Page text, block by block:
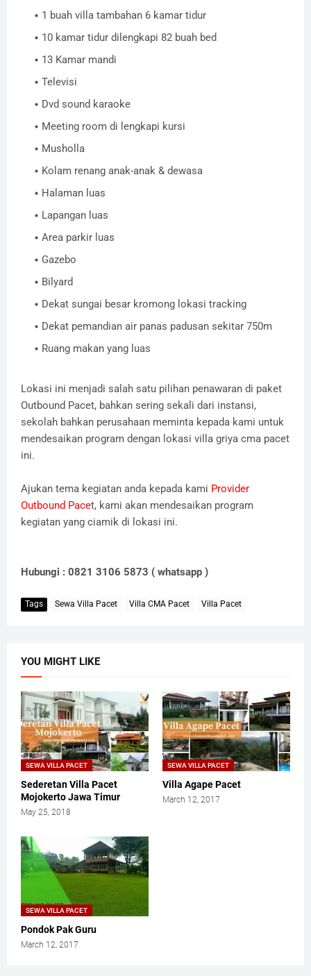
1 buah villa tambahan 6 kamar tidur
10 kamar tidur dilengkapi 82 buah bed
13 Kamar mandi
Televisi
Dvd sound karaoke
Meeting room di lengkapi kursi
Musholla
Kolam renang anak-anak & dewasa
Halaman luas
Lapangan luas
Area parkir luas
Gazebo
Bilyard
Dekat sungai besar kromong lokasi tracking
Dekat pemandian air panas padusan sekitar 750m
Ruang makan yang luas
Lokasi ini menjadi salah satu pilihan penawaran di paket
Outbound Pacet, bahkan sering sekali dari instansi,
sekolah bahkan perusahaan meminta kepada kami untuk
mendesaikan program dengan lokasi villa griya cma pacet
ini.
Ajukan tema kegiatan anda kepada kami Provider
Outbound Pacet, kami akan mendesaikan program
kegiatan yang ciamik di lokasi ini.
Hubungi : 0821 3106 5873 ( whatsapp )
Tags Sewa Villa Pacet Villa CMA Pacet Villa Pacet
YOU MIGHT LIKE
SEWA VILLA PACET
Sederetan Villa Pacet
Mojokerto Jawa Timur
May 25, 2018
SEWA VILLA PACET
Villa Agape Pacet
March 12, 2017
SEWA VILLA PACET
Pondok Pak Guru
March 12, 2017